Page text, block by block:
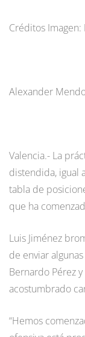
Créditos Imagen:
Alexander
Valencia.- La
distendida, igual
tabla de
que ha
Luis Jiménez
de enviar
Bernardo Pérez
acostumbrado
“Hemos